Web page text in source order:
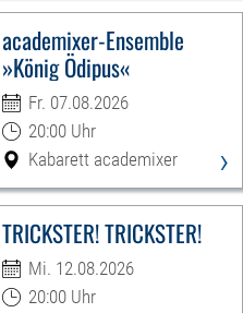
academixer-Ensemble
»König Ödipus«
Fr. 07.08.2026
20:00 Uhr
Kabarett academixer
›
TRICKSTER! TRICKSTER!
Mi. 12.08.2026
20:00 Uhr